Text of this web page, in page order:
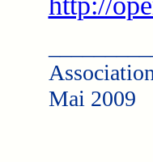
Mai 2009